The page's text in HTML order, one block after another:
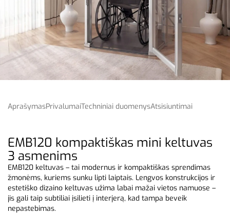
AprašymasPrivalumaiTechniniai duomenysAtsisiuntimai
EMB120 kompaktiškas mini keltuvas
3 asmenims
EMB120 keltuvas – tai modernus ir kompaktiškas sprendimas
žmonėms, kuriems sunku lipti laiptais. Lengvos konstrukcijos ir
estetiško dizaino keltuvas užima labai mažai vietos namuose –
jis gali taip subtiliai įsilieti į interjerą, kad tampa beveik
nepastebimas.